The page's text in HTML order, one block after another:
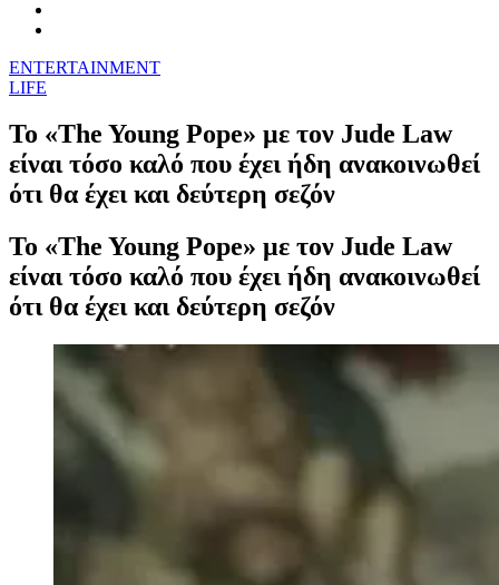
ENTERTAINMENT
LIFE
Το «The Young Pope» με τον Jude Law
είναι τόσο καλό που έχει ήδη ανακοινωθεί
ότι θα έχει και δεύτερη σεζόν
Το «The Young Pope» με τον Jude Law
είναι τόσο καλό που έχει ήδη ανακοινωθεί
ότι θα έχει και δεύτερη σεζόν